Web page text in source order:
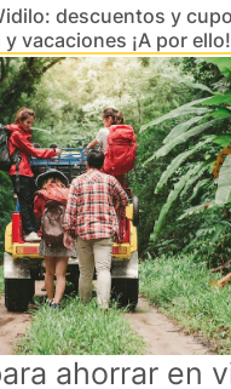
descuentos y
vacaciones ¡A por ello!
ahorrar en